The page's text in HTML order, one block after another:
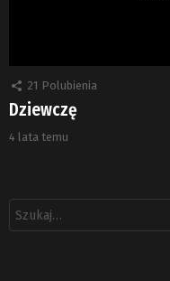
21 Polubienia
Dziewczę
4 lata temu